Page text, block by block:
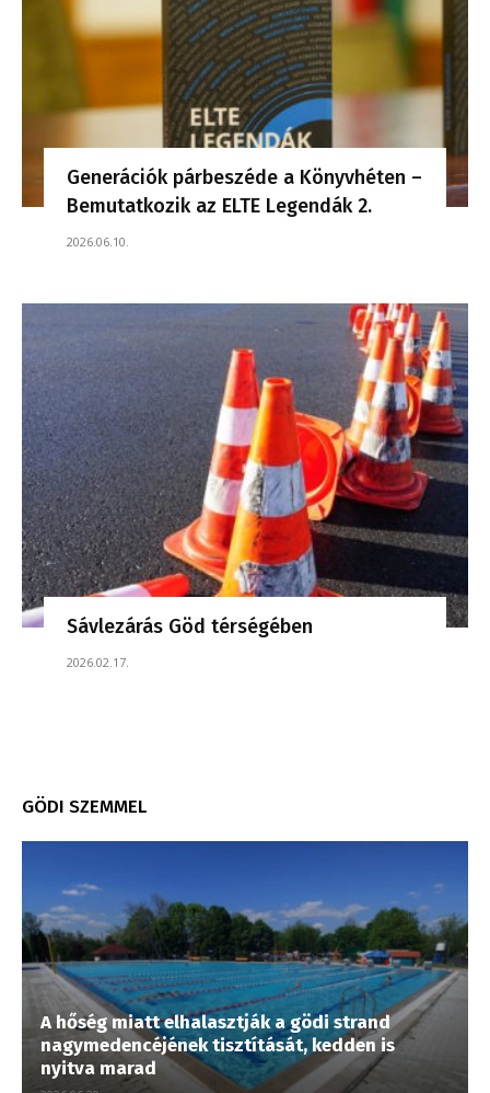
Generációk párbeszéde a Könyvhéten –
Bemutatkozik az ELTE Legendák 2.
2026.06.10.
Sávlezárás Göd térségében
2026.02.17.
GÖDI SZEMMEL
A hőség miatt elhalasztják a gödi strand
nagymedencéjének tisztítását, kedden is
nyitva marad